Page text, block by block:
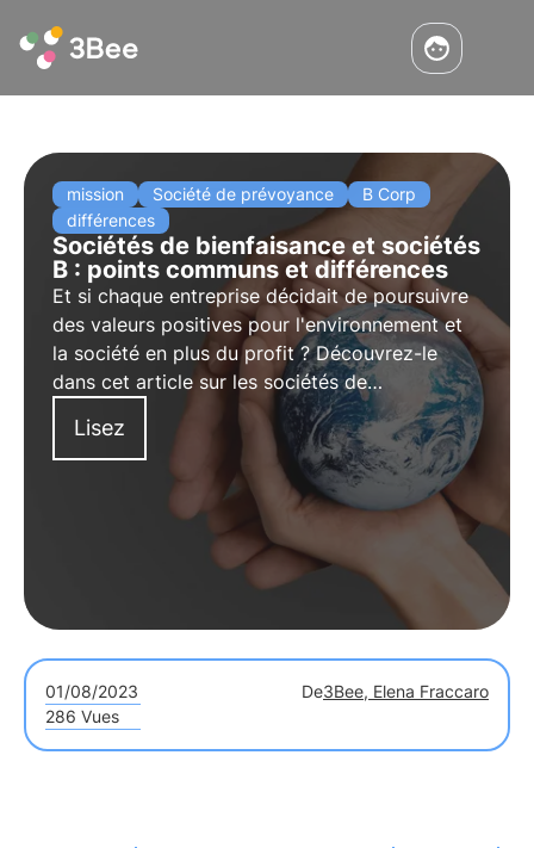
mission Société de prévoyance
B Corp
différences
Sociétés de bienfaisance et sociétés
B : points communs et différences
Et si chaque entreprise décidait de poursuivre
des valeurs positives pour l'environnement et
la société en plus du profit ? Découvrez-le
dans cet article sur les sociétés de
bienfaisance et les sociétés B. Apprenez-en
plus avec les pilules de l'Oasis, l'académie
numérique de 3Bee pour les professionnels du
développement durable.
Lisez
01/08/2023 De3Bee, Elena Fraccaro
286 Vues